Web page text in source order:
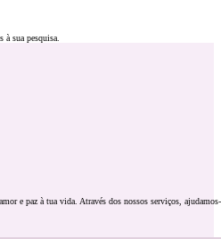
à sua pesquisa.
e paz à tua vida. Através dos nossos serviços,